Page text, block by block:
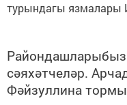
турындагы язмалары
сәяхәтчеләр.
Фәйзуллина